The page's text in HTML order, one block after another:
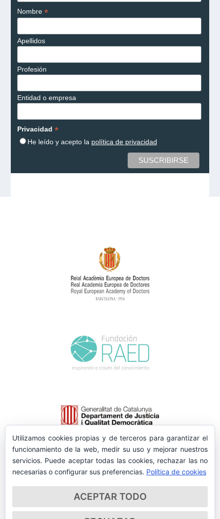
Nombre *
Apellidos
Profesión
Entidad o empresa
Privacidad *
He leído y acepto la política de privacidad
Utilizamos cookies propias y de terceros para garantizar el
funcionamiento de la web, medir su uso y mejorar nuestros
servicios. Puede aceptar todas las cookies, rechazar las no
necesarias o configurar sus preferencias. Política de cookies
ACEPTAR TODO